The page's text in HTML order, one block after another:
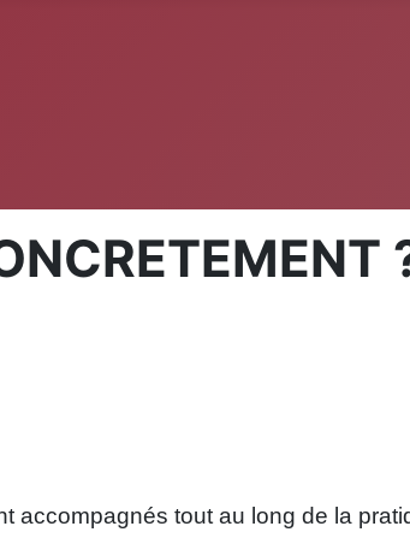
accompagnés tout au long de la